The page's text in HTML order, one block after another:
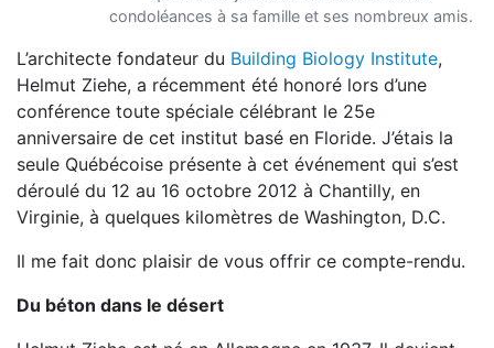
condoléances à sa famille et ses nombreux amis.
L’architecte fondateur du Building Biology Institute,
Helmut Ziehe, a récemment été honoré lors d’une
conférence toute spéciale célébrant le 25e
anniversaire de cet institut basé en Floride. J’étais la
seule Québécoise présente à cet événement qui s’est
déroulé du 12 au 16 octobre 2012 à Chantilly, en
Virginie, à quelques kilomètres de Washington, D.C.
Il me fait donc plaisir de vous offrir ce compte-rendu.
Du béton dans le désert